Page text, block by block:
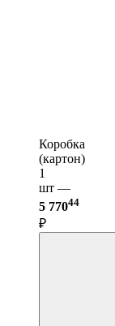
Коробка
(картон)
1
шт —
5 77044
₽